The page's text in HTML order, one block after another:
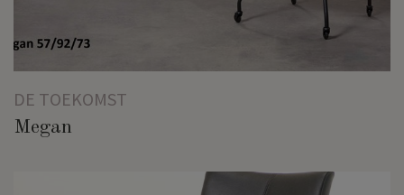
DE TOEKOMST
Megan